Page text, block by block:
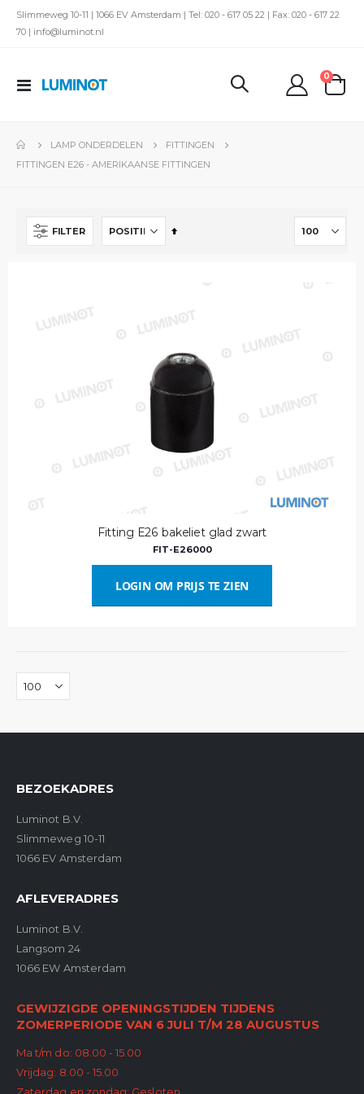
Slimmeweg 10-11 | 1066 EV Amsterdam | Tel: 020 - 617 05 22 | Fax: 020 - 617 22
70 | info@luminot.nl
Toggle
kar
0
LAMP ONDERDELEN
FITTINGEN
FITTINGEN E26 - AMERIKAANSE FITTINGEN
FILTER
Van
Fitting E26 bakeliet glad zwart
FIT-E26000
LOGIN OM PRIJS TE ZIEN
BEZOEKADRES
Luminot B.V.
Slimmeweg 10-11
1066 EV Amsterdam
AFLEVERADRES
Luminot B.V.
Langsom 24
1066 EW Amsterdam
GEWIJZIGDE OPENINGSTIJDEN TIJDENS
ZOMERPERIODE VAN 6 JULI T/M 28 AUGUSTUS
Ma t/m do: 08.00 - 15.00
Vrijdag: 8.00 - 15.00